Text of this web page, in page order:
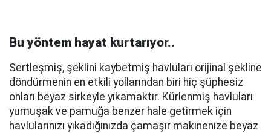
Bu yöntem hayat kurtarıyor..
Sertleşmiş, şeklini kaybetmiş havluları orijinal şekline
döndürmenin en etkili yollarından biri hiç şüphesiz
onları beyaz sirkeyle yıkamaktır. Kürlenmiş havluları
yumuşak ve pamuğa benzer hale getirmek için
havlularınızı yıkadığınızda çamaşır makinenize beyaz